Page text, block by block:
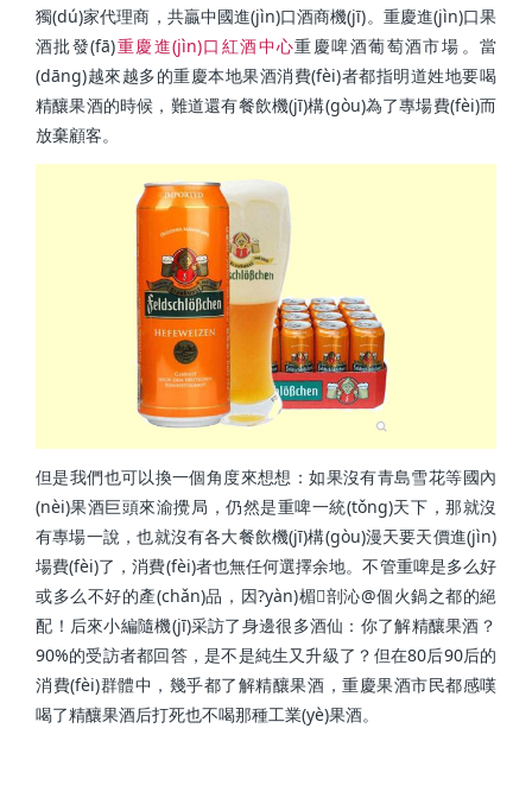
獨(dú)家代理商，共贏中國進(jìn)口酒商機(jī)。重慶進(jìn)口果
酒批發(fā)重慶進(jìn)口紅酒中心重慶啤酒葡萄酒市場。當
(dāng)越來越多的重慶本地果酒消費(fèi)者都指明道姓地要喝
精釀果酒的時候，難道還有餐飲機(jī)構(gòu)為了專場費(fèi)而
放棄顧客。
但是我們也可以換一個角度來想想：如果沒有青島雪花等國內
(nèi)果酒巨頭來渝攪局，仍然是重啤一統(tǒng)天下，那就沒
有專場一說，也就沒有各大餐飲機(jī)構(gòu)漫天要天價進(jìn)
場費(fèi)了，消費(fèi)者也無任何選擇余地。不管重啤是多么好
或多么不好的產(chǎn)品，因?yàn)楣剖沁@個火鍋之都的絕
配！后來小編隨機(jī)采訪了身邊很多酒仙：你了解精釀果酒？
90%的受訪者都回答，是不是純生又升級了？但在80后90后的
消費(fèi)群體中，幾乎都了解精釀果酒，重慶果酒市民都感嘆
喝了精釀果酒后打死也不喝那種工業(yè)果酒。